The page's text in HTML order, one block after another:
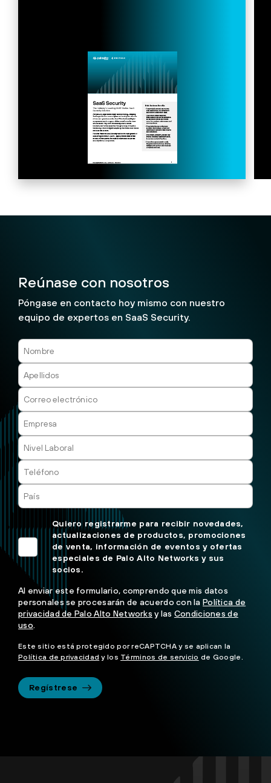
Reúnase con nosotros
Póngase en contacto hoy mismo con nuestro
equipo de expertos en SaaS Security.
Quiero registrarme para recibir novedades,
actualizaciones de productos, promociones
de venta, información de eventos y ofertas
especiales de Palo Alto Networks y sus
socios.
Al enviar este formulario, comprendo que mis datos
personales se procesarán de acuerdo con laPolítica de
privacidad de Palo Alto Networks y las Condiciones de
uso.
Este sitio está protegido por reCAPTCHA y se aplican la
Política de privacidad y los Términos de servicio de Google.
Regístrese